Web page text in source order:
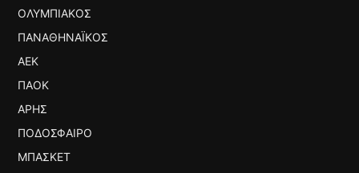
ΟΛΥΜΠΙΑΚΌΣ
ΠΑΝΑΘΗΝΑΪΚΌΣ
ΑΕΚ
ΠΑΟΚ
ΆΡΗΣ
ΠΟΔΌΣΦΑΙΡΟ
ΜΠΆΣΚΕΤ